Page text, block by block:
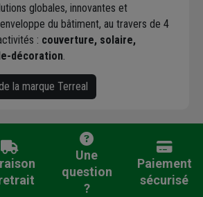
globales, innovantes et
du bâtiment, au travers de 4
: couverture, solaire,
décoration.
la marque Terreal
Une
question
?
Paiement
sécurisé